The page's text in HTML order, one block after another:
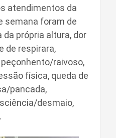
atendimentos da
semana foram de
própria altura, dor
de respirara,
raivoso,
física, queda de
pancada,
desmaio,